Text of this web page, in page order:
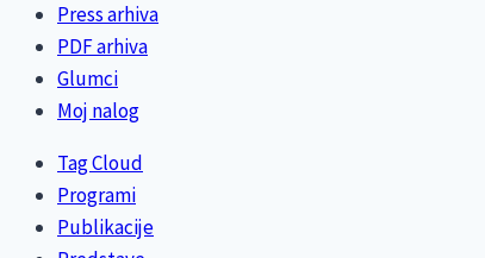
Press arhiva
PDF arhiva
Glumci
Moj nalog
Tag Cloud
Programi
Publikacije